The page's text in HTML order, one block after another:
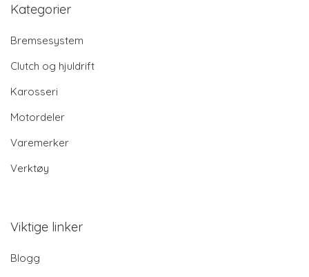
Kategorier
Bremsesystem
Clutch og hjuldrift
Karosseri
Motordeler
Varemerker
Verktøy
Viktige linker
Blogg